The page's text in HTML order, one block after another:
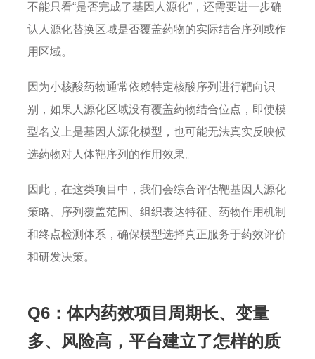
不能只看“是否完成了基因人源化”，还需要进一步确
认人源化替换区域是否覆盖药物的实际结合序列或作
用区域。
因为小核酸药物通常依赖特定核酸序列进行靶向识
别，如果人源化区域没有覆盖药物结合位点，即使模
型名义上是基因人源化模型，也可能无法真实反映候
选药物对人体靶序列的作用效果。
因此，在这类项目中，我们会综合评估靶基因人源化
策略、序列覆盖范围、组织表达特征、药物作用机制
和终点检测体系，确保模型选择真正服务于药效评价
和研发决策。
Q6：体内药效项目周期长、变量
多、风险高，平台建立了怎样的质